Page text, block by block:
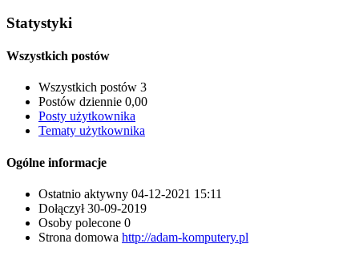
Statystyki
Wszystkich postów
Wszystkich postów 3
Postów dziennie 0,00
Posty użytkownika
Tematy użytkownika
Ogólne informacje
Ostatnio aktywny 04-12-2021 15:11
Dołączył 30-09-2019
Osoby polecone 0
Strona domowa http://adam-komputery.pl